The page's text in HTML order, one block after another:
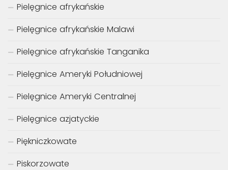
Pielęgnice afrykańskie
Pielęgnice afrykańskie Malawi
Pielęgnice afrykańskie Tanganika
Pielęgnice Ameryki Południowej
Pielęgnice Ameryki Centralnej
Pielęgnice azjatyckie
Piękniczkowate
Piskorzowate